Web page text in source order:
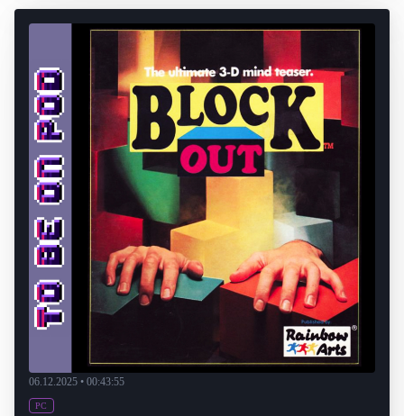
06.12.2025 • 00:43:55
PC